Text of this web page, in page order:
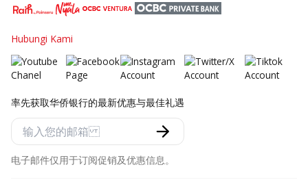
Hubungi Kami
率先获取华侨银行的最新优惠与最佳礼遇
电子邮件仅用于订阅促销及优惠信息。